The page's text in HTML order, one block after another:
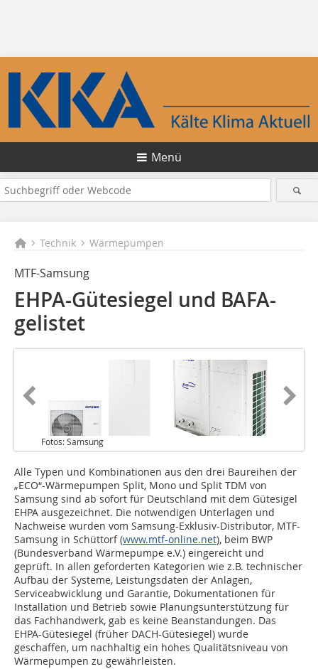
Menü
Technik Wärmepumpen
MTF-Samsung
EHPA-Gütesiegel und BAFA-
gelistet
Fotos: Samsung
Alle Typen und Kombinationen aus den drei Baureihen der
„ECO“-Wärmepumpen Split, Mono und Split TDM von
Samsung sind ab sofort für Deutschland mit dem Gütesigel
EHPA ausgezeichnet. Die notwendigen Unterlagen und
Nachweise wurden vom Samsung-Exklusiv-Distributor, MTF-
Samsung in Schüttorf (www.mtf-online.net), beim BWP
(Bundesverband Wärmepumpe e.V.) eingereicht und
geprüft. In allen geforderten Kategorien wie z.B. technischer
Aufbau der Systeme, Leistungsdaten der Anlagen,
Serviceabwicklung und Garantie, Dokumentationen für
Installation und Betrieb sowie Planungsunterstützung für
das Fachhandwerk, gab es keine Beanstandungen. Das
EHPA-Gütesiegel (früher DACH-Gütesiegel) wurde
geschaffen, um nachhaltig ein hohes Qualitätsniveau von
Wärmepumpen zu gewährleisten.